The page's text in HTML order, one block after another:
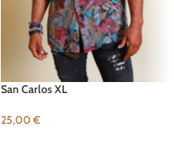
San Carlos XL
25,00 €